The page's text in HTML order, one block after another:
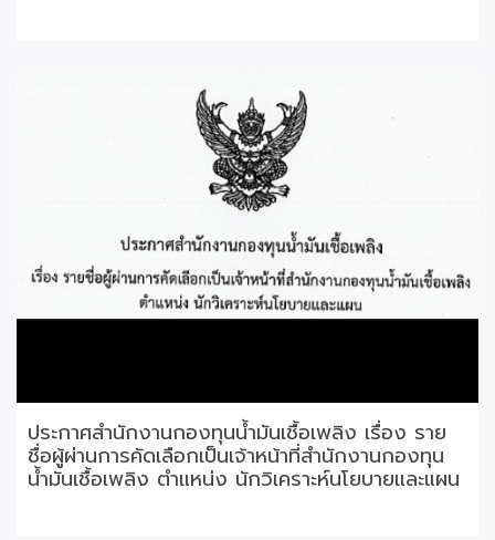
ประกาศสำนักงานกองทุนน้ำมันเชื้อเพลิง เรื่อง ราย
ชื่อผู้ผ่านการคัดเลือกเป็นเจ้าหน้าที่สำนักงานกองทุน
น้ำมันเชื้อเพลิง ตำแหน่ง นักวิเคราะห์นโยบายและแผน